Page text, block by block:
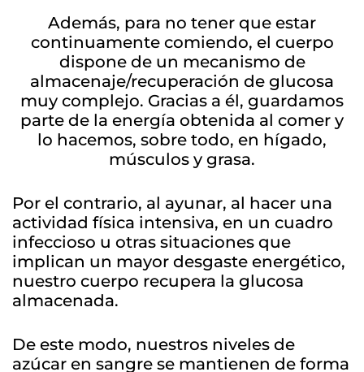
Además, para no tener que estar
continuamente comiendo, el cuerpo
dispone de un mecanismo de
almacenaje/recuperación de glucosa
muy complejo. Gracias a él, guardamos
parte de la energía obtenida al comer y
lo hacemos, sobre todo, en hígado,
músculos y grasa.
Por el contrario, al ayunar, al hacer una
actividad física intensiva, en un cuadro
infeccioso u otras situaciones que
implican un mayor desgaste energético,
nuestro cuerpo recupera la glucosa
almacenada.
De este modo, nuestros niveles de
azúcar en sangre se mantienen de forma